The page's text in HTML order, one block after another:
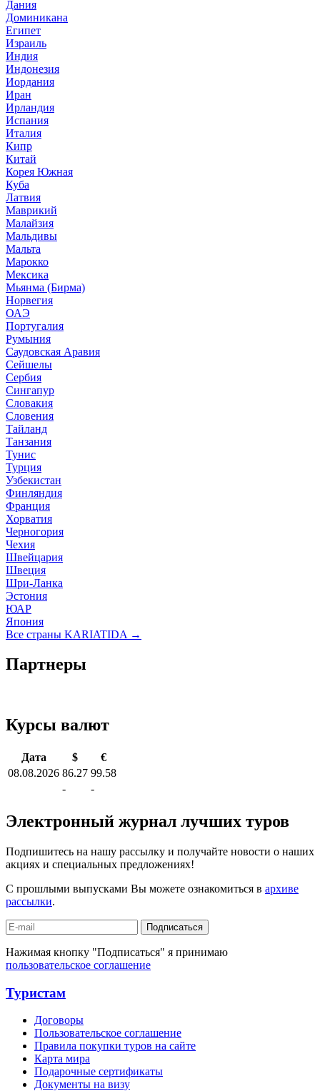
Дания
Доминикана
Египет
Израиль
Индия
Индонезия
Иордания
Иран
Ирландия
Испания
Италия
Кипр
Китай
Корея Южная
Куба
Латвия
Маврикий
Малайзия
Мальдивы
Мальта
Марокко
Мексика
Мьянма (Бирма)
Норвегия
ОАЭ
Португалия
Румыния
Саудовская Аравия
Сейшелы
Сербия
Сингапур
Словакия
Словения
Тайланд
Танзания
Тунис
Турция
Узбекистан
Финляндия
Франция
Хорватия
Черногория
Чехия
Швейцария
Швеция
Шри-Ланка
Эстония
ЮАР
Япония
Все страны KARIATIDA →
Партнеры
Курсы валют
Дата $
€
08.08.2026 86.27 99.58
-
-
Электронный журнал лучших туров
Подпишитесь на нашу рассылку и получайте новости о наших
акциях и специальных предложениях!
С прошлыми выпусками Вы можете ознакомиться в архиве
рассылки.
Подписаться
Нажимая кнопку "Подписаться" я принимаю
пользовательское соглашение
Туристам
Договоры
Пользовательское соглашение
Правила покупки туров на сайте
Карта мира
Подарочные сертификаты
Документы на визу